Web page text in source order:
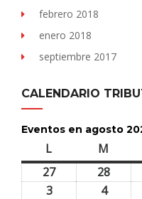
febrero 2018
enero 2018
septiembre 2017
CALENDARIO
Eventos en agosto
L M
2727
28
33 44